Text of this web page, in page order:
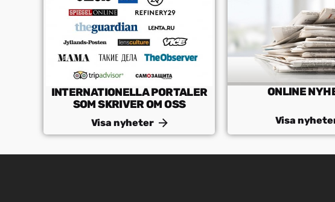
ES
NB
INTERNATIONELLA PORTALER
SOM SKRIVER OM OSS
Visa nyheter
ONLINE
Visa